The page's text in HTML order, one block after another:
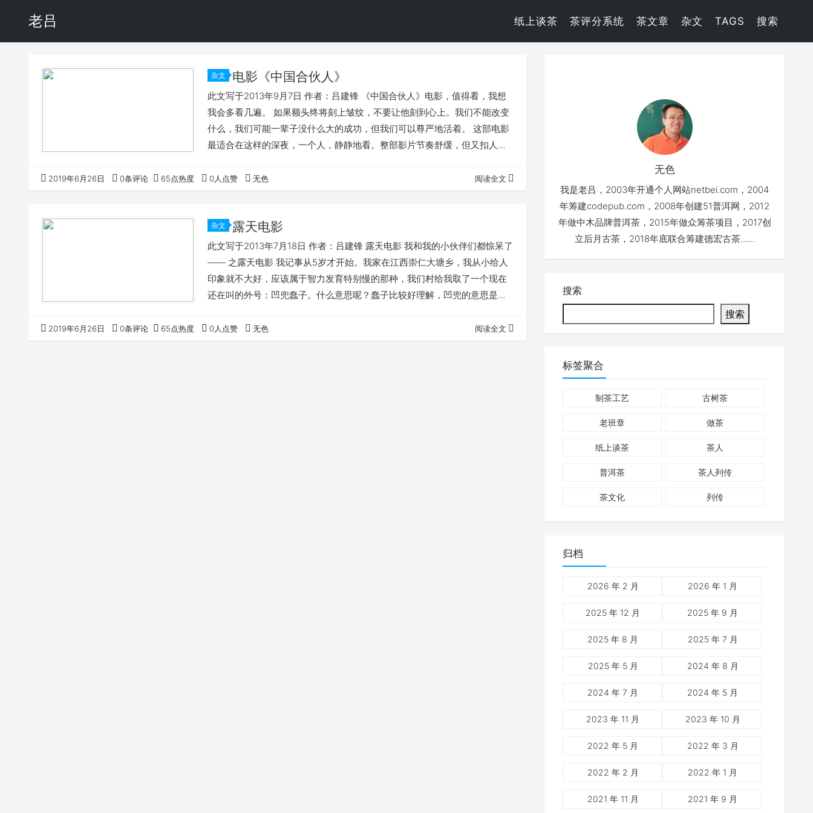
老吕 纸上谈茶 茶评分系统 茶文章 杂文 TAGS 搜索
杂文 电影《中国合伙人》
此文写于2013年9月7日 作者：吕建锋 《中国合伙人》电影，值得看，我想
我会多看几遍。 如果额头终将刻上皱纹，不要让他刻到心上。我们不能改变
什么，我们可能一辈子没什么大的成功，但我们可以尊严地活着。 这部电影
最适合在这样的深夜，一个人，静静地看。整部影片节奏舒缓，但又扣人心
这样，亿万身家，在餐馆刷盘子，区别也不大。
2019年6月26日 0条评论 65点热度 0人点赞 无色 阅读全文
杂文 露天电影
此文写于2013年7月18日 作者：吕建锋 露天电影 我和我的小伙伴们都惊呆了
—— 之露天电影 我记事从5岁才开始。我家在江西崇仁大塘乡，我从小给人
印象就不大好，应该属于智力发育特别慢的那种，我们村给我取了一个现在
还在叫的外号：凹兜蠢子。什么意思呢？蠢子比较好理解，凹兜的意思是长
就从我5岁说起。 81年的夏天，河对岸的村子放电影，露天电影，赶场看电
影在我小时候我可是大事情。那天我和我们村几个小孩就早早趟水过河占好
2019年6月26日 0条评论 65点热度 0人点赞 无色 阅读全文
无色
我是老吕，2003年开通个人网站netbei.com，2004
年筹建codepub.com，2008年创建51普洱网，2012
年做中木品牌普洱茶，2015年做众筹茶项目，2017创
立后月古茶，2018年底联合筹建德宏古茶......
搜索
搜索
标签聚合
制茶工艺 古树茶
老班章 做茶
纸上谈茶 茶人
普洱茶 茶人列传
茶文化 列传
归档
2026 年 2 月 2026 年 1 月
2025 年 12 月 2025 年 9 月
2025 年 8 月 2025 年 7 月
2025 年 5 月 2024 年 8 月
2024 年 7 月 2024 年 5 月
2023 年 11 月 2023 年 10 月
2022 年 5 月 2022 年 3 月
2022 年 2 月 2022 年 1 月
2021 年 11 月 2021 年 9 月